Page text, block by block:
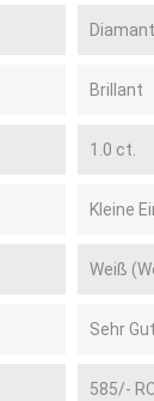
Brillant
1.0 ct.
Kleine
Weiß
Sehr Gut
585/-